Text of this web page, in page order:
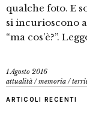
qualche foto. E
si incurioscono
“ma cos’è?”.
1 Agosto 2016
attualità /memoria /
ARTICOLI RECENTI